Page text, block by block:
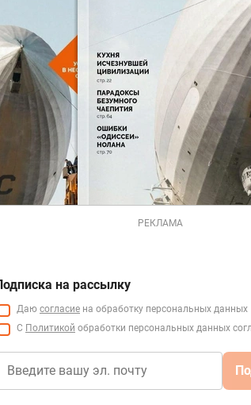
РЕКЛАМА
на рассылку
Даю согласие на обработку персональных данных
С Политикой обработки персональных данных